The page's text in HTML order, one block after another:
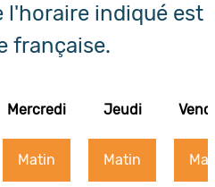
l'horaire indiqué est
française.
Mercredi Jeudi
Matin Matin